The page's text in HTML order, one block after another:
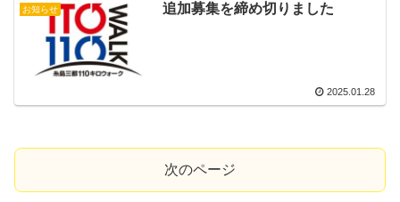
お知らせ 追加募集を締め切りました
2025.01.28
次のページ